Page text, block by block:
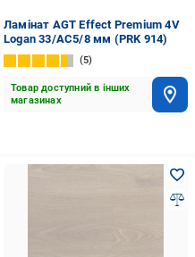
Ламінат AGT Effect Premium 4V
Logan 33/АС5/8 мм (PRK 914)
5
Товар доступний в інших
магазинах